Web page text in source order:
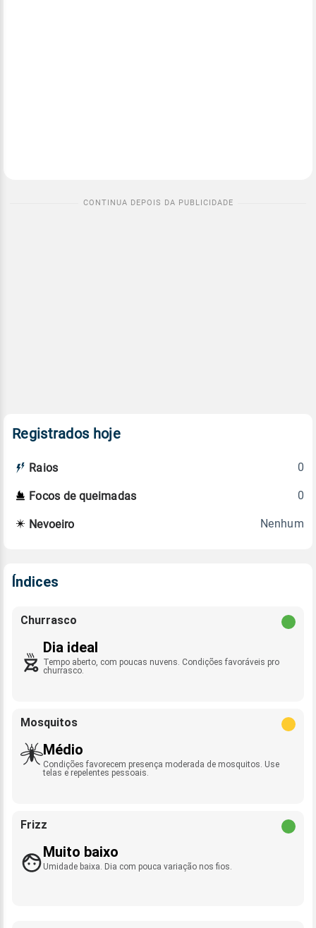
Registrados hoje
Raios 0
Focos de queimadas 0
Nevoeiro Nenhum
Índices
Churrasco
Dia ideal
Tempo aberto, com poucas nuvens. Condições favoráveis pro
churrasco.
Mosquitos
Médio
Condições favorecem presença moderada de mosquitos. Use
telas e repelentes pessoais.
Frizz
Muito baixo
Umidade baixa. Dia com pouca variação nos fios.